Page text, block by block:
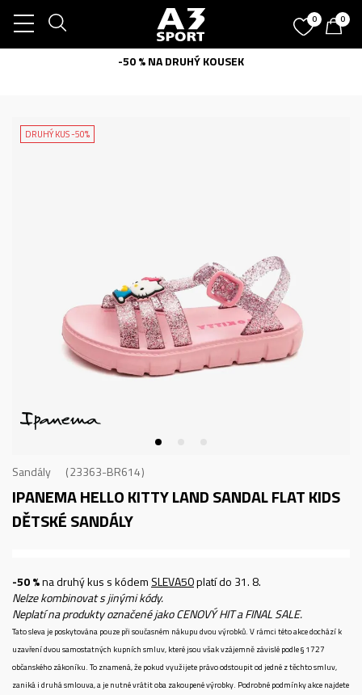
0 0
-50 % NA DRUHÝ KOUSEK
DRUHÝ KUS -50%
Sandály 23363-BR614
IPANEMA HELLO KITTY LAND SANDAL FLAT KIDS
DĚTSKÉ SANDÁLY
-50 %na druhý kus s kódem SLEVA50platí do 31. 8.
Nelze kombinovat s jinými kódy.
Neplatí na produkty označené jako CENOVÝ HIT a FINAL SALE.
Tato sleva je poskytována pouze při současném nákupu dvou výrobků. V rámci této akce dochází k
uzavření dvou samostatných kupních smluv, které jsou však vzájemně závislé podle § 1727
občanského zákoníku. To znamená, že pokud využijete právo odstoupit od jedné z těchto smluv,
zaniká i druhá smlouva, a je nutné vrátit oba zakoupené výrobky. Podrobné podmínky akce najdete